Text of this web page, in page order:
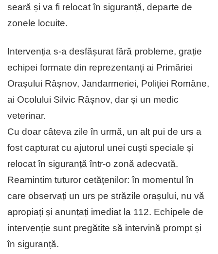
seară și va fi relocat în siguranță, departe de
zonele locuite.
Intervenția s-a desfășurat fără probleme, grație
echipei formate din reprezentanți ai Primăriei
Orașului Râșnov, Jandarmeriei, Poliției Române,
ai Ocolului Silvic Râșnov, dar și un medic
veterinar.
Cu doar câteva zile în urmă, un alt pui de urs a
fost capturat cu ajutorul unei cuști speciale și
relocat în siguranță într-o zonă adecvată.
Reamintim tuturor cetățenilor: în momentul în
care observați un urs pe străzile orașului, nu vă
apropiați și anunțați imediat la 112. Echipele de
intervenție sunt pregătite să intervină prompt și
în siguranță.